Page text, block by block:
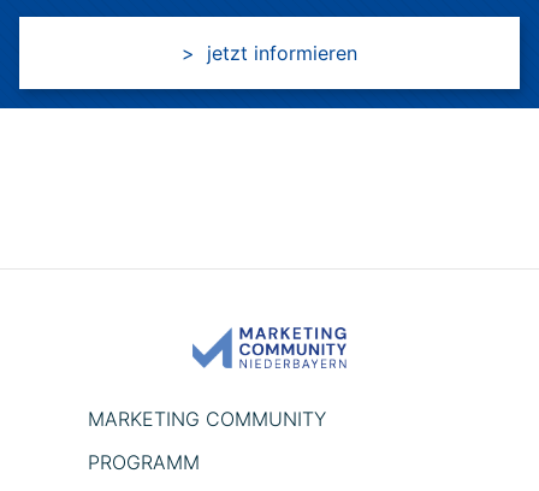
> jetzt informieren
MARKETING COMMUNITY
PROGRAMM